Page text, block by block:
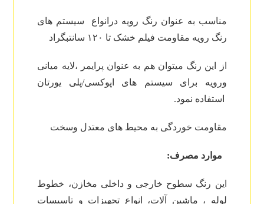
مناسب به عنوان رنگ رویه درانواع سیستم های
رنگ رویه مقاومت فیلم خشک تا ۱۲۰ سانتبگراد
از این رنگ میتوان هم به عنوان پرایمر ،لایه میانی
ورویه برای سیستم های اپوکسی/پلی یورتان
استفاده نمود.
مقاومت خوردگی به محیط های معتدل وسخت
موارد مصرف:
این رنگ سطوح خارجی و داخلی مخازن، خطوط
لوله ، ماشین آلات، انواع تجهیزات و تاسیسات